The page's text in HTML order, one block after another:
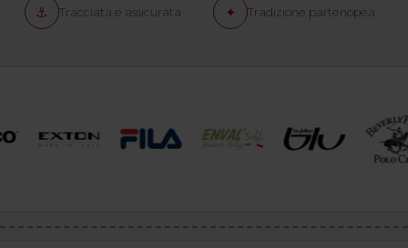
⚓
Tracciata e assicurata
✦
Tradizione partenopea